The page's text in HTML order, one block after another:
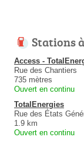
Stations
Access -
Rue des Chantiers
735 mètres
Ouvert en continu
TotalEnergies
Rue des États
1.9 km
Ouvert en continu